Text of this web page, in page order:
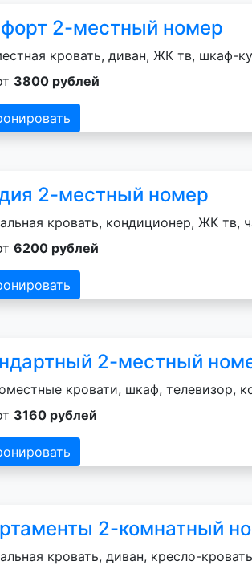
2-местный номер
кровать, диван, ЖК тв, шкаф-
3800 рублей
2-местный номер
кровать, кондиционер, ЖК тв,
6200 рублей
2-местный
кровати, шкаф, телевизор,
3160 рублей
2-комнатный
кровать, диван, кресло-